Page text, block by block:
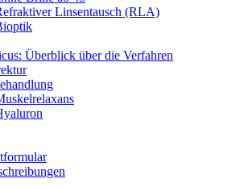
Linsentausch (RLA)
Überblick über die Verfahren